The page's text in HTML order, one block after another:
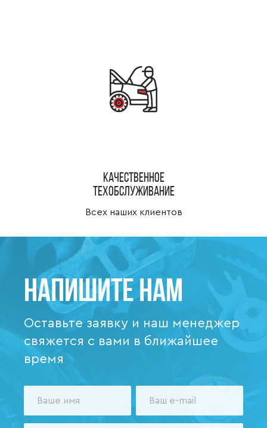
Качественное
техобслуживание
Всех наших клиентов
Напишите нам
Оставьте заявку и наш менеджер
свяжется с вами в ближайшее
время